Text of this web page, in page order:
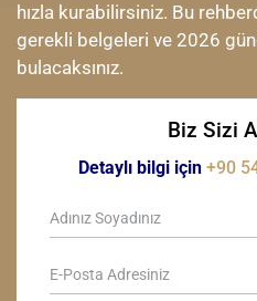
hızla kurabilirsiniz. Bu
gerekli belgeleri ve 2026
bulacaksınız.
Biz Sizi
Detaylı bilgi için +90